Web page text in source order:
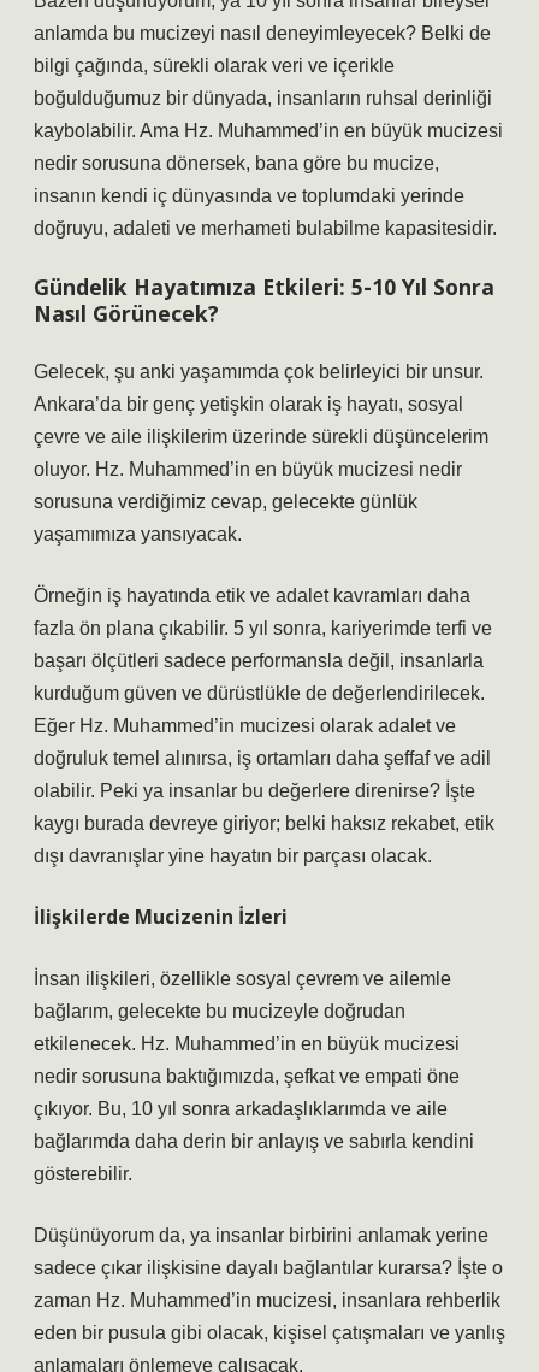
anlamda bu mucizeyi nasıl deneyimleyecek? Belki de
bilgi çağında, sürekli olarak veri ve içerikle
boğulduğumuz bir dünyada, insanların ruhsal derinliği
kaybolabilir. Ama Hz. Muhammed’in en büyük mucizesi
nedir sorusuna dönersek, bana göre bu mucize,
insanın kendi iç dünyasında ve toplumdaki yerinde
doğruyu, adaleti ve merhameti bulabilme kapasitesidir.
Gündelik Hayatımıza Etkileri: 5-10 Yıl Sonra
Nasıl Görünecek?
Gelecek, şu anki yaşamımda çok belirleyici bir unsur.
Ankara’da bir genç yetişkin olarak iş hayatı, sosyal
çevre ve aile ilişkilerim üzerinde sürekli düşüncelerim
oluyor. Hz. Muhammed’in en büyük mucizesi nedir
sorusuna verdiğimiz cevap, gelecekte günlük
yaşamımıza yansıyacak.
Örneğin iş hayatında etik ve adalet kavramları daha
fazla ön plana çıkabilir. 5 yıl sonra, kariyerimde terfi ve
başarı ölçütleri sadece performansla değil, insanlarla
kurduğum güven ve dürüstlükle de değerlendirilecek.
Eğer Hz. Muhammed’in mucizesi olarak adalet ve
doğruluk temel alınırsa, iş ortamları daha şeffaf ve adil
olabilir. Peki ya insanlar bu değerlere direnirse? İşte
kaygı burada devreye giriyor; belki haksız rekabet, etik
dışı davranışlar yine hayatın bir parçası olacak.
İlişkilerde Mucizenin İzleri
İnsan ilişkileri, özellikle sosyal çevrem ve ailemle
bağlarım, gelecekte bu mucizeyle doğrudan
etkilenecek. Hz. Muhammed’in en büyük mucizesi
nedir sorusuna baktığımızda, şefkat ve empati öne
çıkıyor. Bu, 10 yıl sonra arkadaşlıklarımda ve aile
bağlarımda daha derin bir anlayış ve sabırla kendini
gösterebilir.
Düşünüyorum da, ya insanlar birbirini anlamak yerine
sadece çıkar ilişkisine dayalı bağlantılar kurarsa? İşte o
zaman Hz. Muhammed’in mucizesi, insanlara rehberlik
eden bir pusula gibi olacak, kişisel çatışmaları ve yanlış
anlamaları önlemeye çalışacak.